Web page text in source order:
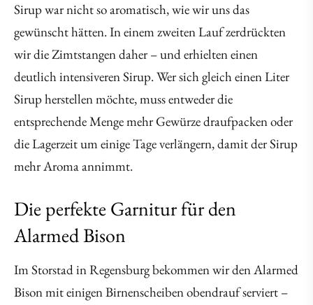
Sirup war nicht so aromatisch, wie wir uns das
gewünscht hätten. In einem zweiten Lauf zerdrückten
wir die Zimtstangen daher – und erhielten einen
deutlich intensiveren Sirup. Wer sich gleich einen Liter
Sirup herstellen möchte, muss entweder die
entsprechende Menge mehr Gewürze draufpacken oder
die Lagerzeit um einige Tage verlängern, damit der Sirup
mehr Aroma annimmt.
Die perfekte Garnitur für den
Alarmed Bison
Im Storstad in Regensburg bekommen wir den Alarmed
Bison mit einigen Birnenscheiben obendrauf serviert –